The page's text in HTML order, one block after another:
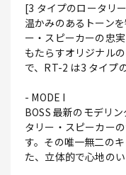
[3 タイプのロータリ
温かみのあるトーン
ー・スピーカーの忠
もたらすオリジナル
で、RT-2 は3 タイプ
- MODE I
BOSS 最新のモデリ
タリー・スピーカー
す。その唯一無二の
た、立体的で心地の